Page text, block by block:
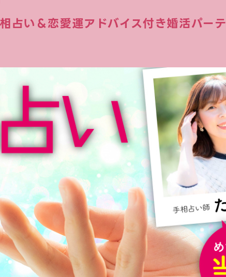
占い＆恋愛運アドバイス付き婚活パー